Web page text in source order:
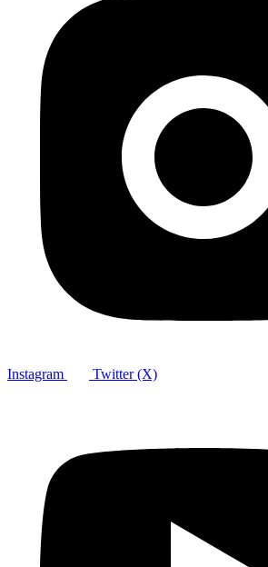
Instagram Twitter (X)